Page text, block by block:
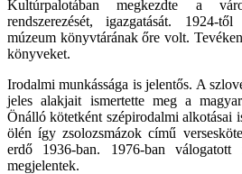
Kultúrpalotában megkezdte a
rendszerezését, igazgatását. 1924-
múzeum könyvtárának őre volt.
könyveket.
Irodalmi munkássága is jelentős. A
jeles alakjait ismertette meg a
Önálló kötetként szépirodalmi alkotásai
ölén így zsolozsmázok című
erdő 1936-ban. 1976-ban
megjelentek.